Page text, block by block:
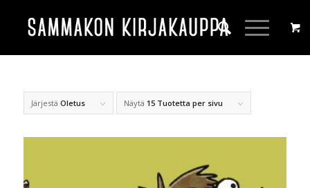
Järjestä Oletus Näytä 15 Tuotetta per sivu